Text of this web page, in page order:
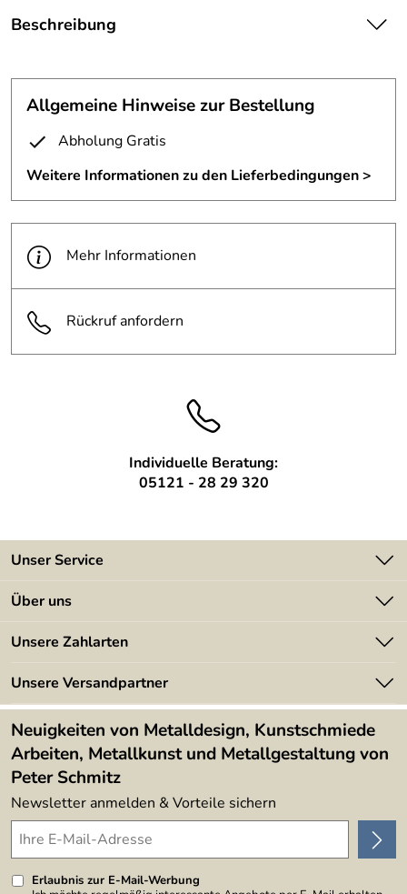
Beschreibung
Watt.
Die geschweißte Aluminiumstruktur ist mit Schlagmetall
vergoldet.
Preis 2.490 € inkl. der derzeit gültigen MwSt.
Wohnort.
Allgemeine Hinweise zur Bestellung
Abholung Gratis
Weitere Informationen zu den Lieferbedingungen >
Mehr Informationen
Rückruf anfordern
Individuelle Beratung:
05121 - 28 29 320
Unser Service
Kontakt
Kundeninformationen
Newsletter
Lieferbedingungen
Über uns
Angebote
Kundenbewertungen (394)
4,9/5
Unsere Zahlarten
Unsere Versandpartner
Neuigkeiten von Metalldesign, Kunstschmiede
Arbeiten, Metallkunst und Metallgestaltung von
Peter Schmitz
Newsletter anmelden & Vorteile sichern
Erlaubnis zur E-Mail-Werbung